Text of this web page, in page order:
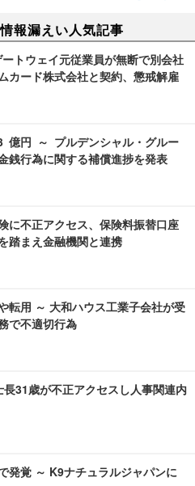
報漏えい人気記事
トウェイ元従業員が無断で別会社
カード株式会社と契約、懲戒解雇
億円 ～ プルデンシャル・グルー
銭行為に関する補償進捗を発表
に不正アクセス、保険料振替口座
踏まえ金融機関と連携
転用 ～ 大和ハウス工業子会社が受
で不適切行為
31歳が不正アクセスし人事関連内
発覚 ～ K9ナチュラルジャパンに